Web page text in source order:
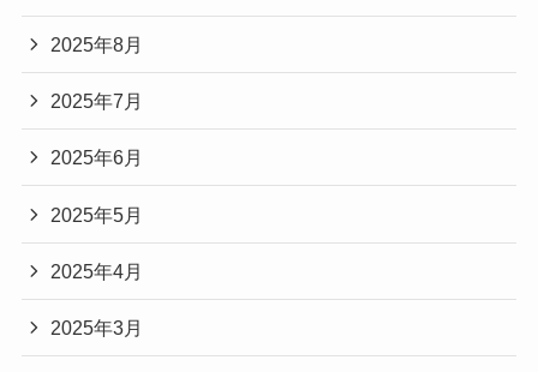
2025年8月
2025年7月
2025年6月
2025年5月
2025年4月
2025年3月